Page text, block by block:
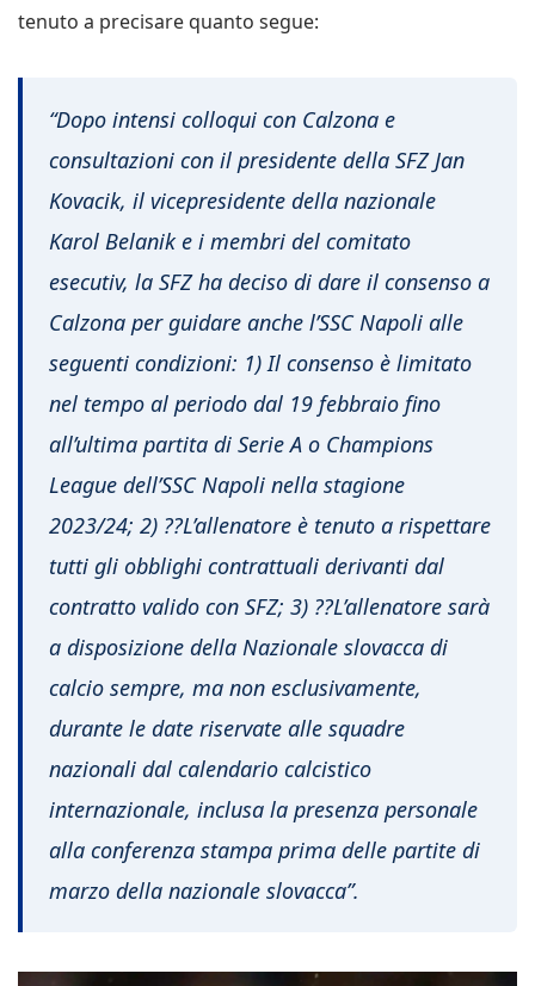
tenuto a precisare quanto segue:
“Dopo intensi colloqui con Calzona e
consultazioni con il presidente della SFZ Jan
Kovacik, il vicepresidente della nazionale
Karol Belanik e i membri del comitato
esecutiv, la SFZ ha deciso di dare il consenso a
Calzona per guidare anche l’SSC Napoli alle
seguenti condizioni: 1) Il consenso è limitato
nel tempo al periodo dal 19 febbraio fino
all’ultima partita di Serie A o Champions
League dell’SSC Napoli nella stagione
2023/24; 2) ??L’allenatore è tenuto a rispettare
tutti gli obblighi contrattuali derivanti dal
contratto valido con SFZ; 3) ??L’allenatore sarà
a disposizione della Nazionale slovacca di
calcio sempre, ma non esclusivamente,
durante le date riservate alle squadre
nazionali dal calendario calcistico
internazionale, inclusa la presenza personale
alla conferenza stampa prima delle partite di
marzo della nazionale slovacca”.